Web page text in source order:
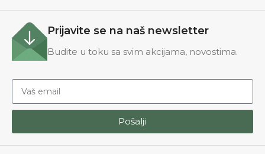
Prijavite se na naš newsletter
Budite u toku sa svim akcijama, novostima.
Pošalji